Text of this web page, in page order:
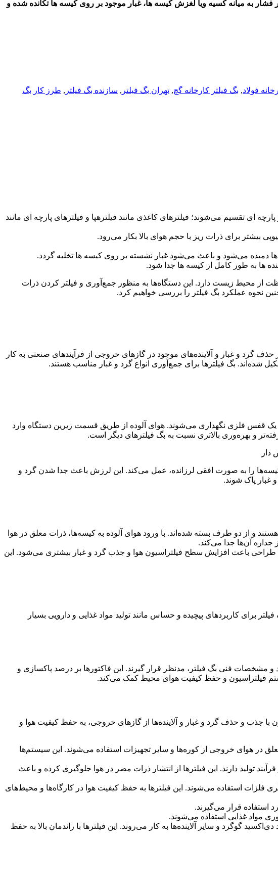
به میانه کسیه ویا لغزش کیسه ها، غبار موجود بر روی کیسه ها تکانده شده و
فولاد, بگ فیلتر کارخانه گچ, تهران بگ فیلتر , سازنده بگ فیلتر , طرز کار بگ
ای تقسیم می‌شوند؛ فیلترهای کاغذی مانند فیلترهپا و فیلترهای پارچه ای مانند
بیشتر برای ذرات ریز با حجم هوای بالا بکار می‌رود.
می‌شود و باعث می‌شود غبار نشسته بر روی کیسه ها تخلیه گردد.
ها به طور کامل از کیسه ها جدا شود.
از محیط زیست دارد. این دستگاه‌ها به منظور جمع‌آوری و فیلتر کردن ذرات
نحوه عملکرد بگ فیلتر را بررسی خواهیم کرد.
گرد و غبار و آلاینده‌های موجود در گازهای خروجی از فرآیندهای صنعتی به کار
شده‌اند. بگ فیلترها برای جمع‌آوری انواع گرد و غبار مناسب هستند.
یک قفس فلزی نگهداری می‌شوند. هوای آلوده از طریق قسمت زیرین دستگاه وارد
و بهره‌وری بالاتری نسبت به بگ فیلترهای دیگر است.
دار
را به صورت افقی لرزانده، عمل می‌کند. این لرزش باعث جدا شدن گرد و
غبار پاک شوند.
و از دو طرف بسته شده‌اند. با ورود هوای آلوده به کیسه‌ها، ذرات معلق در هوا
آن‌ها جدا می‌کند.
طراحی باعث افزایش سطح فیلتراسیون هوا و جذب گرد و غبار بیشتری می‌شود. این
برای کاربردهای پیچیده و حساس مانند تولید مواد غذایی و دارویی بسیار
و مشخصات فنی بگ فیلتر، مدنظر قرار گیرند. این فاکتورها بر درصد پاکسازی و
فیلتراسیون و حفظ کیفیت هوای محیط کمک می‌کند.
جذب و حذف گرد و غبار و آلاینده‌ها از گازهای خروجی، به حفظ کیفیت هوا و
در هوای خروجی از کوره‌ها و سایر تجهیزات استفاده می‌شوند. این سیستم‌ها
تولید دارند. این فیلترها از انتشار ذرات مضر در هوا جلوگیری کرده و باعث
فلزات استفاده می‌شوند. این فیلترها به حفظ کیفیت هوا در کارگاه‌ها و محیط‌های
استفاده قرار می‌گیرند.
مواد غذایی استفاده می‌شوند.
گوگرد و سایر آلاینده‌ها به کار می‌روند. این فیلترها با راندمان بالا به حفظ